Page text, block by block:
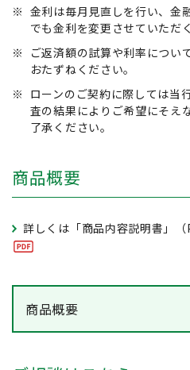
※ 金利は毎月見直しを行い、金
でも金利を変更させていただ
※
ご返済額の試算や利率につい
おたずねください。
※ ローンのご契約に際しては当
査の結果によりご希望にそえ
了承ください。
商品概要
詳しくは「商品内容説明書」（
商品概要